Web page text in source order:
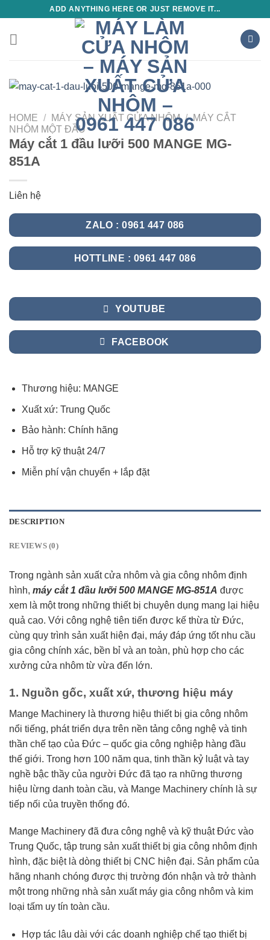
content
ADD ANYTHING HERE OR JUST REMOVE IT...
HOME / MÁY SẢN XUẤT CỬA NHÔM / MÁY CẮT
NHÔM MỘT ĐẦU
Máy cắt 1 đầu lưỡi 500 MANGE MG-
851A
Liên hệ
ZALO : 0961 447 086
HOTTLINE : 0961 447 086
YOUTUBE
FACEBOOK
Thương hiệu: MANGE
Xuất xứ: Trung Quốc
Bảo hành: Chính hãng
Hỗ trợ kỹ thuật 24/7
Miễn phí vận chuyển + lắp đặt
DESCRIPTION
REVIEWS (0)
Trong ngành sản xuất cửa nhôm và gia công nhôm định
hình, máy cắt 1 đầu lưỡi 500 MANGE MG-851A được
xem là một trong những thiết bị chuyên dụng mang lại hiệu
quả cao. Với công nghệ tiên tiến được kế thừa từ Đức,
cùng quy trình sản xuất hiện đại, máy đáp ứng tốt nhu cầu
gia công chính xác, bền bỉ và an toàn, phù hợp cho các
xưởng cửa nhôm từ vừa đến lớn.
1. Nguồn gốc, xuất xứ, thương hiệu máy
Mange Machinery là thương hiệu thiết bị gia công nhôm
nổi tiếng, phát triển dựa trên nền tảng công nghệ và tinh
thần chế tạo của Đức – quốc gia công nghiệp hàng đầu
thế giới. Trong hơn 100 năm qua, tinh thần kỷ luật và tay
nghề bậc thầy của người Đức đã tạo ra những thương
hiệu lừng danh toàn cầu, và Mange Machinery chính là sự
tiếp nối của truyền thống đó.
Mange Machinery đã đưa công nghệ và kỹ thuật Đức vào
Trung Quốc, tập trung sản xuất thiết bị gia công nhôm định
hình, đặc biệt là dòng thiết bị CNC hiện đại. Sản phẩm của
hãng nhanh chóng được thị trường đón nhận và trở thành
một trong những nhà sản xuất máy gia công nhôm và kim
loại tấm uy tín toàn cầu.
Hợp tác lâu dài với các doanh nghiệp chế tạo thiết bị